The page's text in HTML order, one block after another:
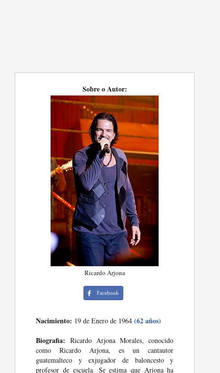
Sobre o Autor:
Ricardo Arjona
Facebook
Nacimiento: 19 de Enero de 1964(62 años)
Biografia: Ricardo Arjona Morales, conocido
como Ricardo Arjona, es un cantautor
guatemalteco y exjugador de baloncesto y
profesor de escuela. Se estima que Arjona ha